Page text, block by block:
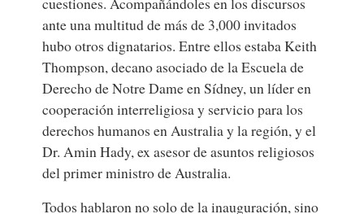
ante una multitud de más de 3,000 invitados
hubo otros dignatarios. Entre ellos estaba Keith
Thompson, decano asociado de la Escuela de
Derecho de Notre Dame en Sídney, un líder en
cooperación interreligiosa y servicio para los
derechos humanos en Australia y la región, y el
Dr. Amin Hady, ex asesor de asuntos religiosos
del primer ministro de Australia.
Todos hablaron no solo de la inauguración, sino